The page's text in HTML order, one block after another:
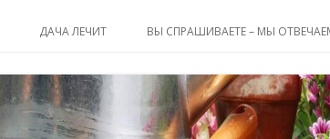
ДАЧА ЛЕЧИТ ВЫ СПРАШИВАЕТЕ – МЫ